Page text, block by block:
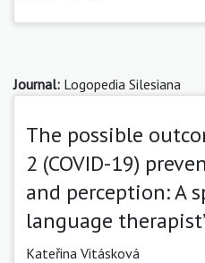
Journal: Logopedia Silesiana
The possible
2 (COVID-19)
and perception: A
language
Kateřina Vitásková